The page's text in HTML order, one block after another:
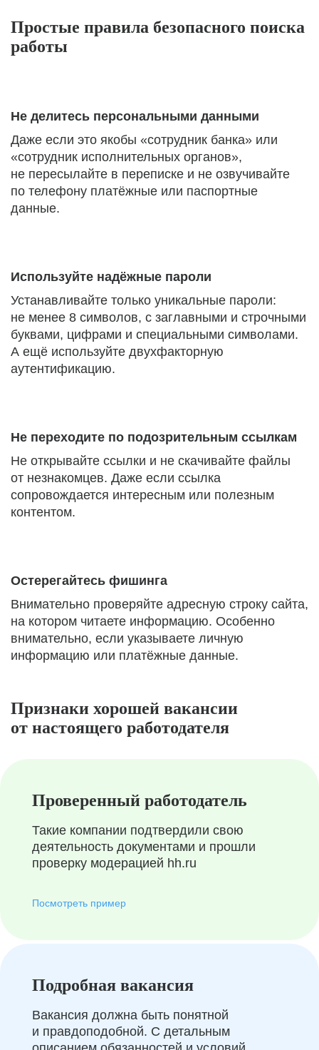
Простые правила безопасного поиска
работы
Не делитесь персональными данными
Даже если это якобы «сотрудник банка» или
«сотрудник исполнительных органов»,
не пересылайте в переписке и не озвучивайте
по телефону платёжные или паспортные
данные.
Используйте надёжные пароли
Устанавливайте только уникальные пароли:
не менее 8 символов, с заглавными и строчными
буквами, цифрами и специальными символами.
А ещё используйте двухфакторную
аутентификацию.
Не переходите по подозрительным ссылкам
Не открывайте ссылки и не скачивайте файлы
от незнакомцев. Даже если ссылка
сопровождается интересным или полезным
контентом.
Остерегайтесь фишинга
Внимательно проверяйте адресную строку сайта,
на котором читаете информацию. Особенно
внимательно, если указываете личную
информацию или платёжные данные.
Признаки хорошей вакансии
от настоящего работодателя
Проверенный работодатель
Такие компании подтвердили свою
деятельность документами и прошли
проверку модерацией hh.ru
Посмотреть пример
Подробная вакансия
Вакансия должна быть понятной
и правдоподобной. С детальным